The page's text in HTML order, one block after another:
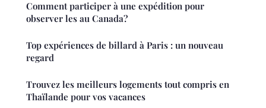
Comment participer à une expédition pour
observer les au Canada?
Top expériences de billard à Paris : un nouveau
regard
Trouvez les meilleurs logements tout compris en
Thaïlande pour vos vacances